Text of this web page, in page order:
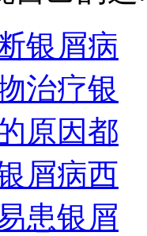
银屑病
治疗银
原因都
屑病西
患银屑